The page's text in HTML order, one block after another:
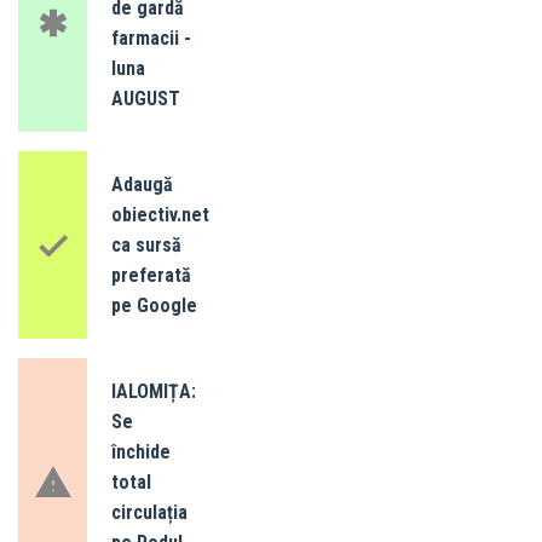
de gardă
farmacii -
luna
AUGUST
Adaugă
obiectiv.net
ca sursă
preferată
pe Google
IALOMIȚA:
Se
închide
total
circulația